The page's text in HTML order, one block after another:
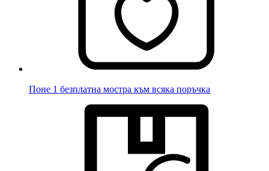
Поне 1 безплатна мостра към всяка поръчка